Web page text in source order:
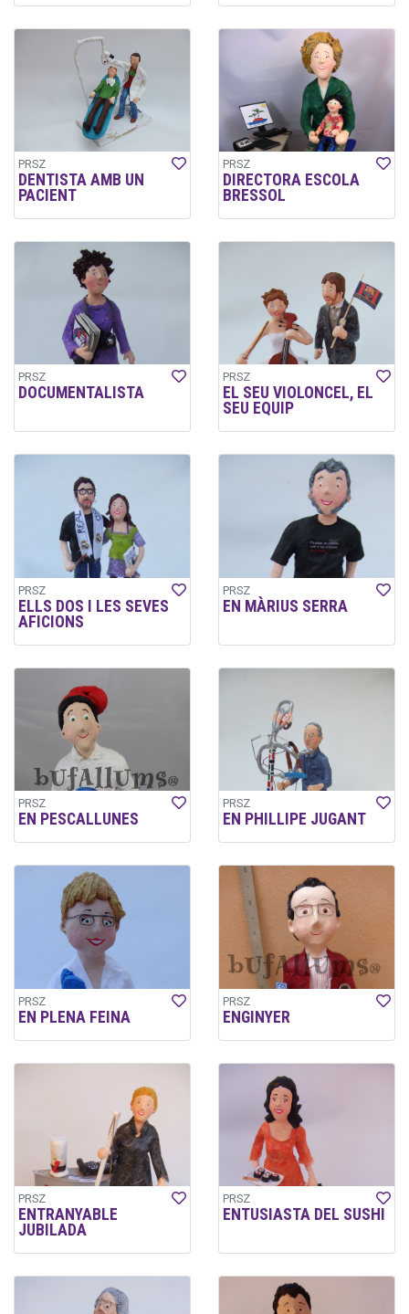
PRSZ
DENTISTA AMB UN
PACIENT
PRSZ
DIRECTORA ESCOLA
BRESSOL
PRSZ
DOCUMENTALISTA
PRSZ
EL SEU VIOLONCEL, EL
SEU EQUIP
PRSZ
ELLS DOS I LES SEVES
AFICIONS
PRSZ
EN MÀRIUS SERRA
PRSZ
EN PESCALLUNES
PRSZ
EN PHILLIPE JUGANT
PRSZ
EN PLENA FEINA
PRSZ
ENGINYER
PRSZ
ENTRANYABLE
JUBILADA
PRSZ
ENTUSIASTA DEL SUSHI